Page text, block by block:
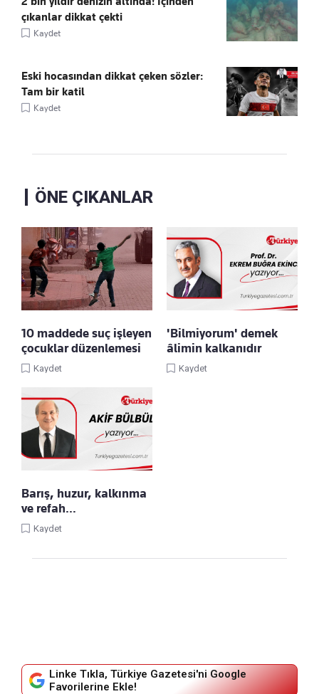
çıkanlar dikkat çekti
Kaydet
Eski hocasından dikkat çeken sözler:
Tam bir katil
Kaydet
ÖNE ÇIKANLAR
10 maddede suç işleyen
çocuklar düzenlemesi
Kaydet
'Bilmiyorum' demek
âlimin kalkanıdır
Kaydet
Barış, huzur, kalkınma
ve refah…
Kaydet
Linke Tıkla, Türkiye Gazetesi'ni Google
Favorilerine Ekle!